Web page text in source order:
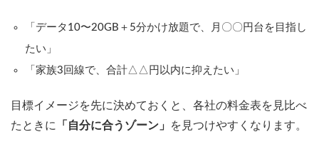
「データ10〜20GB＋5分かけ放題で、月〇〇円台を目指し
たい」
「家族3回線で、合計△△円以内に抑えたい」
目標イメージを先に決めておくと、各社の料金表を見比べ
たときに
「自分に合うゾーン」 を見つけやすくなります。